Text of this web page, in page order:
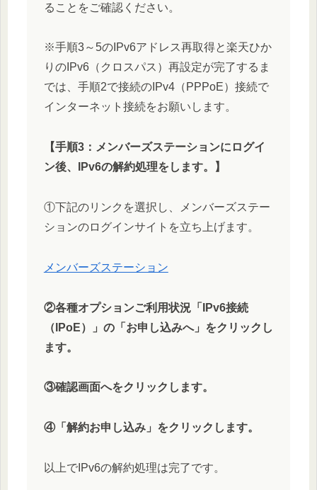
ることをご確認ください。
※手順3～5のIPv6アドレス再取得と楽天ひか
りのIPv6（クロスパス）再設定が完了するま
では、手順2で接続のIPv4（PPPoE）接続で
インターネット接続をお願いします。
【手順3：メンバーズステーションにログイ
ン後、IPv6の解約処理をします。】
①下記のリンクを選択し、メンバーズステー
ションのログインサイトを立ち上げます。
メンバーズステーション
②各種オプションご利用状況「IPv6接続
（IPoE）」の「お申し込みへ」をクリックし
ます。
③確認画面へをクリックします。
④「解約お申し込み」をクリックします。
以上でIPv6の解約処理は完了です。